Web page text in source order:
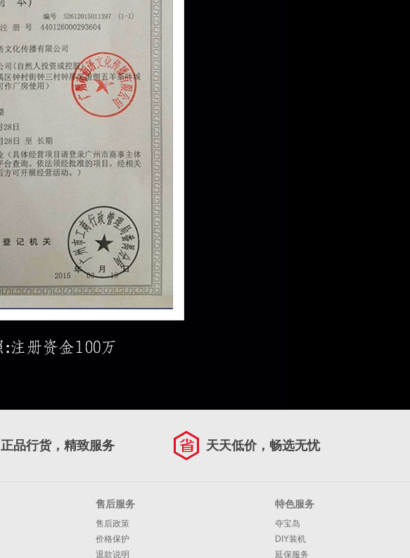
正品行货，精致服务 天天低价，畅选无忧
售后服务
售后政策
价格保护
退款说明
特色服务
夺宝岛
DIY装机
延保服务